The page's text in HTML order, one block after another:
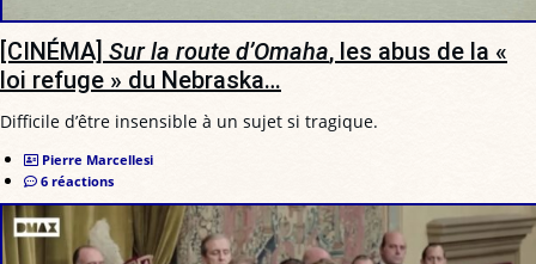
[CINÉMA] Sur la route d’Omaha, les abus de la «
loi refuge » du Nebraska…
Difficile d’être insensible à un sujet si tragique.
Pierre Marcellesi
6 réactions